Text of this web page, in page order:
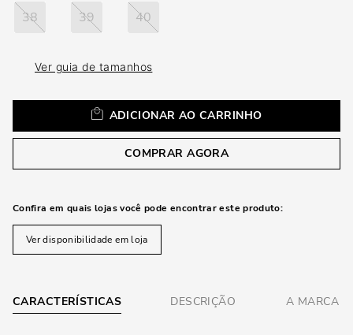
38 39 40
Ver guia de tamanhos
ADICIONAR AO CARRINHO
COMPRAR AGORA
Confira em quais lojas você pode encontrar este produto:
Ver disponibilidade em loja
CARACTERÍSTICAS DESCRIÇÃO A MARCA